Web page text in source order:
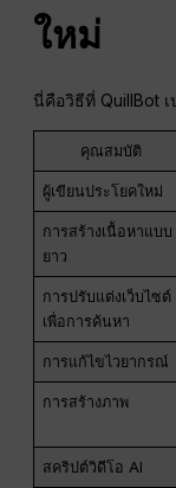
ใหม่
นี่คือวิธีที่ QuillBot
คุณสมบัติ
ผู้เขียนประโยคใหม่
การสร้างเนื้อหาแบบ
ยาว
การปรับแต่งเว็บไซต์
เพื่อการค้นหา
การแก้ไขไวยากรณ์
การสร้างภาพ
สคริปต์วิดีโอ AI